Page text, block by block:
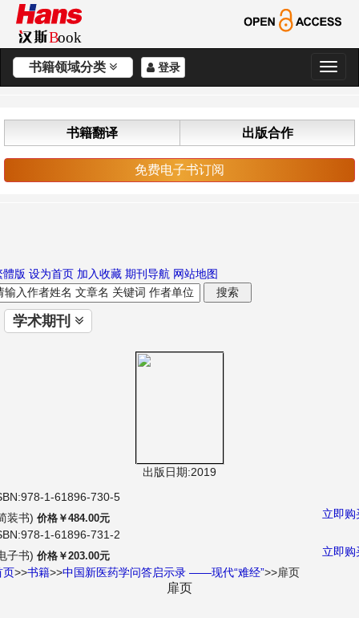
书籍领域分类 登录
切
换
航
书籍翻译 出版合作
免费电子书订阅
體版 设为首页 加入收藏 期刊导航 网站地图
学术期刊
出版日期:2019
1-61896-730-5
装书) 价格￥484.00元
立即购
1-61896-731-2
子书) 价格￥203.00元
立即购
页>>书籍>>中国新医药学问答启示录 ——现代“难经”>>扉页
扉页